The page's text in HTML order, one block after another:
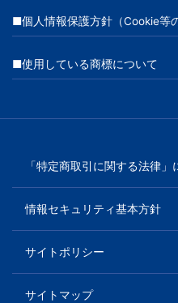
■個人情報保護方針（Cookie等
■使用している商標について
「特定商取引に関する法律」
情報セキュリティ基本方針
サイトポリシー
サイトマップ